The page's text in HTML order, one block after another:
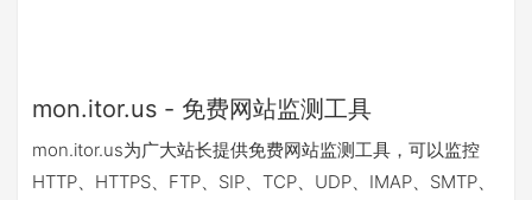
mon.itor.us - 免费网站监测工具
mon.itor.us为广大站长提供免费网站监测工具，可以监控
HTTP、HTTPS、FTP、SIP、TCP、UDP、IMAP、SMTP、